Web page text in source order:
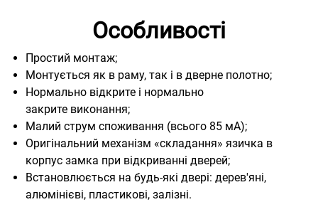
Особливості
Простий монтаж;
Монтується як в раму, так і в дверне полотно;
Нормально відкрите і нормально
закрите виконання;
Малий струм споживання (всього 85 мА);
Оригінальний механізм «складання» язичка в
корпус замка при відкриванні дверей;
Встановлюється на будь-які двері: дерев'яні,
алюмінієві, пластикові, залізні.